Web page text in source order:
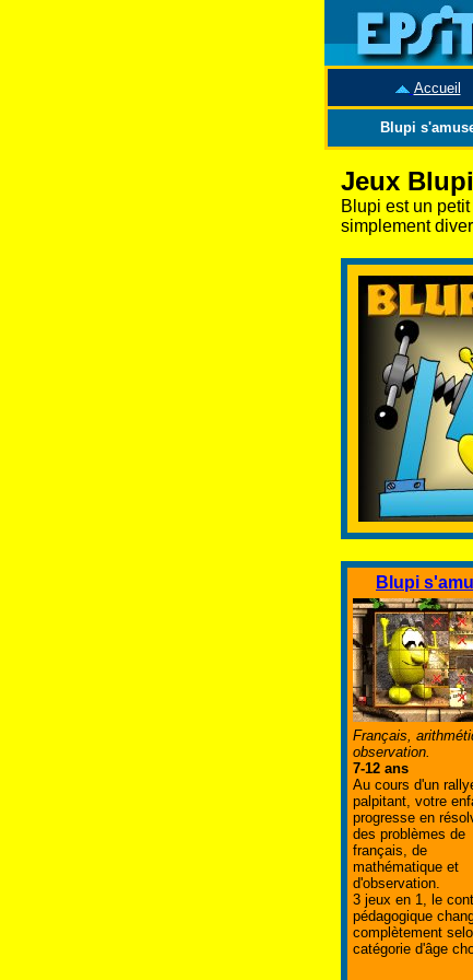
Accueil
Blupi
Jeux
Blupi est un
simplement
Blupi
Français,
observation.
7-12 ans
Au cours d'un
palpitant, votre
progresse en
des problèmes de
français, de
mathématique et
d'observation.
3 jeux en 1, le
pédagogique
complètement
catégorie d'âge